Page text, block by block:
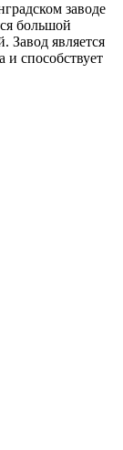
заводе
большой
Завод является
способствует